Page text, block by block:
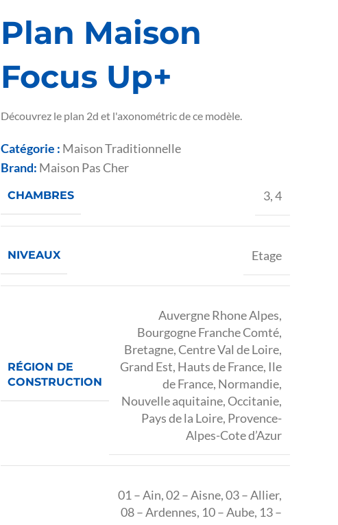
Plan Maison
Focus Up+
Découvrez le plan 2d et l'axonométric de ce modèle.
Catégorie : Maison Traditionnelle
Brand: Maison Pas Cher
CHAMBRES 3,4
NIVEAUX Etage
RÉGION DE
CONSTRUCTION
Auvergne Rhone Alpes,
Bourgogne Franche Comté,
Bretagne, Centre Val de Loire,
Grand Est, Hauts de France, Ile
de France, Normandie,
Nouvelle aquitaine, Occitanie,
Pays de la Loire, Provence-
Alpes-Cote d’Azur
01 – Ain,02 – Aisne,03 – Allier,
08 – Ardennes, 10 – Aube, 13 –